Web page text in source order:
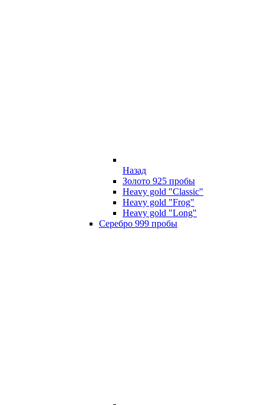
Назад
Золото 925 пробы
Heavy gold "Classic"
Heavy gold "Frog"
Heavy gold "Long"
Серебро 999 пробы